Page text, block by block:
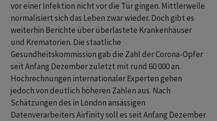
vor einer Infektion nicht vor die Tür gingen. Mittlerweile
normalisiert sich das Leben zwar wieder. Doch gibt es
weiterhin Berichte über überlastete Krankenhäuser
und Krematorien. Die staatliche
Gesundheitskommission gab die Zahl der Corona-Opfer
seit Anfang Dezember zuletzt mit rund 60 000 an.
Hochrechnungen internationaler Experten gehen
jedoch von deutlich höheren Zahlen aus. Nach
Schätzungen des in London ansässigen
Datenverarbeiters Airfinity soll es seit Anfang Dezember